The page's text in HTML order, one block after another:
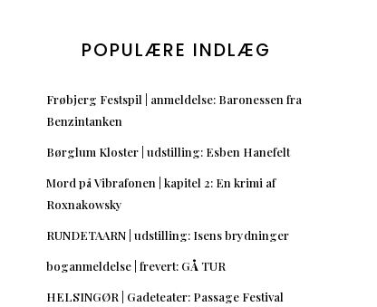
POPULÆRE INDLÆG
Frøbjerg Festspil | anmeldelse: Baronessen fra
Benzintanken
Børglum Kloster | udstilling: Esben Hanefelt
Mord på Vibrafonen | kapitel 2: En krimi af
Roxnakowsky
RUNDETAARN | udstilling: Isens brydninger
boganmeldelse | frevert: GÅ TUR
HELSINGØR | Gadeteater: Passage Festival